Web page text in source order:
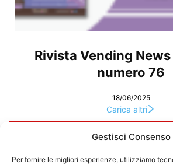
Gestisci Consenso
Per fornire le migliori esperienze, utilizziamo
Rivista Vending News
numero 76
18/06/2025
Carica altri